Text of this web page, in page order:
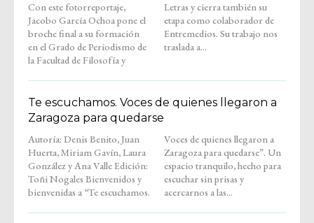
Con este fotorreportaje,
Jacobo García Ochoa pone el
broche final a su formación
en el Grado de Periodismo de
la Facultad de Filosofía y
Letras y cierra también su
etapa como colaborador de
Entremedios. Su trabajo nos
traslada a...
Te escuchamos. Voces de quienes llegaron a
Zaragoza para quedarse
Autoría: Denis Benito, Juan
Huerta, Miriam Gavín, Laura
González y Ana Valle Edición:
Toñi Nogales Bienvenidos y
bienvenidas a “Te escuchamos.
Voces de quienes llegaron a
Zaragoza para quedarse”. Un
espacio tranquilo, hecho para
escuchar sin prisas y
acercarnos a las...